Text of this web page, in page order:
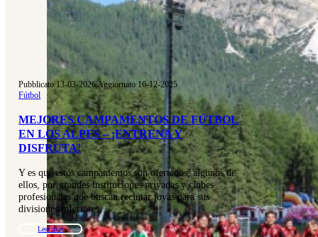
Pubblicato 13-03-2026|Aggiornato 16-12-2025
Fútbol
MEJORES CAMPAMENTOS DE FÚTBOL
EN LOS ALPES – ¡ENTRENA Y
DISFRUTA!
Y es que estos campamentos son ofertados, algunos de
ellos, por grandes instituciones privadas y clubes
profesionales que buscan reclutar joyas para sus
divisiones inferiores…
Leer más